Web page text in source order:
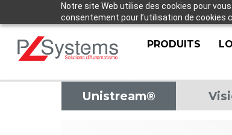
Notre site Web utilise des cookies pour
consentement pour l’utilisation de cookies
PRODUITS
Unistream®